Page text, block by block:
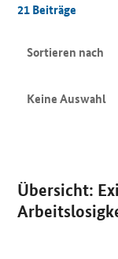
21Beiträge
nach
nach
Übersicht:
Publikation:
PDF